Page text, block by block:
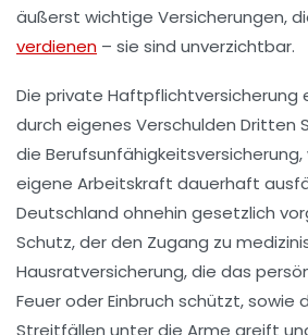
äußerst wichtige Versicherungen,
verdienen – sie sind unverzichtbar.
Die private Haftpflichtversicherung
durch eigenes Verschulden Dritten
die
eigene Arbeitskraft dauerhaft
Deutschland ohnehin gesetzlich
Schutz, der den Zugang zu
Hausratversicherung, die das
Feuer oder Einbruch schützt, sowie
Streitfällen unter die Arme greift